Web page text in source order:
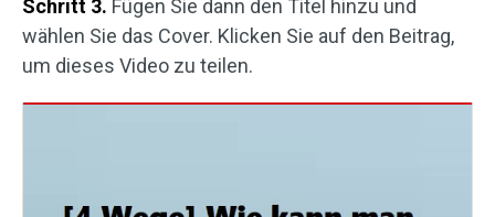
Schritt 3. Fügen Sie dann den Titel hinzu und
wählen Sie das Cover. Klicken Sie auf den Beitrag,
um dieses Video zu teilen.